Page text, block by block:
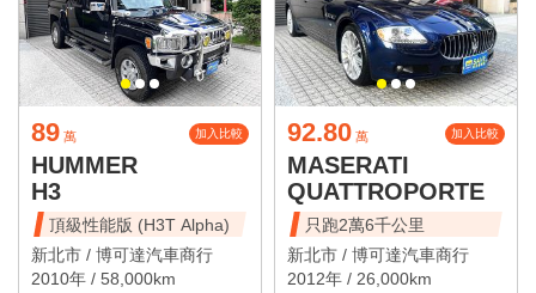
89 萬 加入比較
HUMMER
H3
頂級性能版 (H3T Alpha)
新北市 / 博可達汽車商行
2010年 / 58,000km
92.80 萬 加入比較
MASERATI
QUATTROPORTE
只跑2萬6千公里
新北市 / 博可達汽車商行
2012年 / 26,000km